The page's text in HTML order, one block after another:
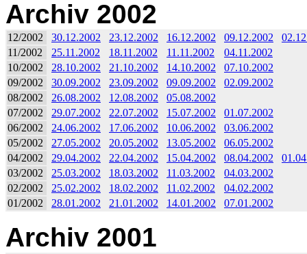
Archiv 2002
12/2002 30.12.2002 23.12.2002 16.12.2002 09.12.2002
11/2002
25.11.2002 18.11.2002 11.11.2002
04.11.2002
10/2002
28.10.2002 21.10.2002 14.10.2002
07.10.2002
09/2002
30.09.2002 23.09.2002 09.09.2002
02.09.2002
08/2002
26.08.2002 12.08.2002
05.08.2002
07/2002
29.07.2002 22.07.2002 15.07.2002
01.07.2002
06/2002
24.06.2002 17.06.2002 10.06.2002
03.06.2002
05/2002
27.05.2002 20.05.2002 13.05.2002
06.05.2002
04/2002
29.04.2002 22.04.2002 15.04.2002 08.04.2002
03/2002
25.03.2002 18.03.2002 11.03.2002
04.03.2002
02/2002
25.02.2002 18.02.2002 11.02.2002
04.02.2002
01/2002
28.01.2002 21.01.2002 14.01.2002 07.01.2002
Archiv 2001